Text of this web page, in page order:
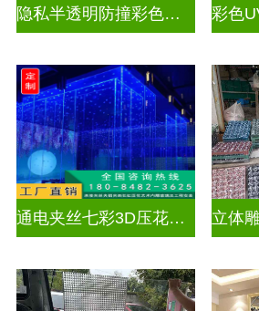
隐私半透明防撞彩色渐变玻璃
通电夹丝七彩3D压花激光内雕屏风